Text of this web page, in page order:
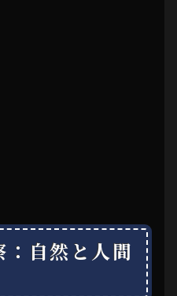
：自然と人間